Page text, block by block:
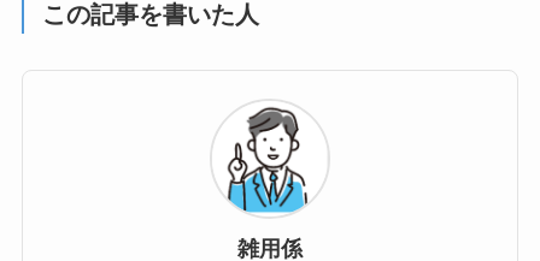
この記事を書いた人
雑用係